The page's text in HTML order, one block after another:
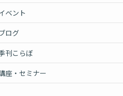
ベント
ログ
刊こらぼ
座・セミナー